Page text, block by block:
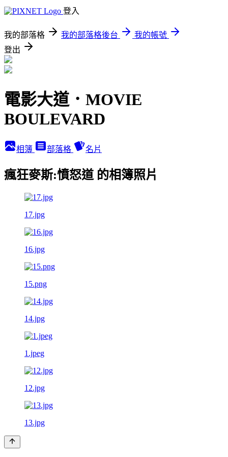
登入
我的部落格 我的部落格後台
我的帳號
登出
電影大道．MOVIE
BOULEVARD
相簿 部落格 名片
瘋狂麥斯:憤怒道 的相簿照片
17.jpg
16.jpg
15.png
14.jpg
1.jpeg
12.jpg
13.jpg